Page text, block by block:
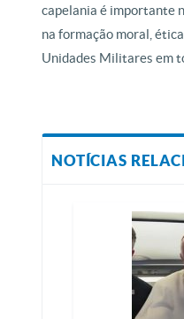
capelania é importante
na formação moral,
Unidades Militares em
NOTÍCIAS